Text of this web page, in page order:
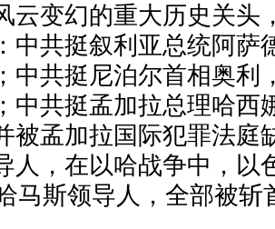
云变幻的重大历史关头
中共挺叙利亚总统阿萨
中共挺尼泊尔首相奥利
中共挺孟加拉总理哈西
被孟加拉国际犯罪法庭
人，在以哈战争中，以
马斯领导人，全部被斩